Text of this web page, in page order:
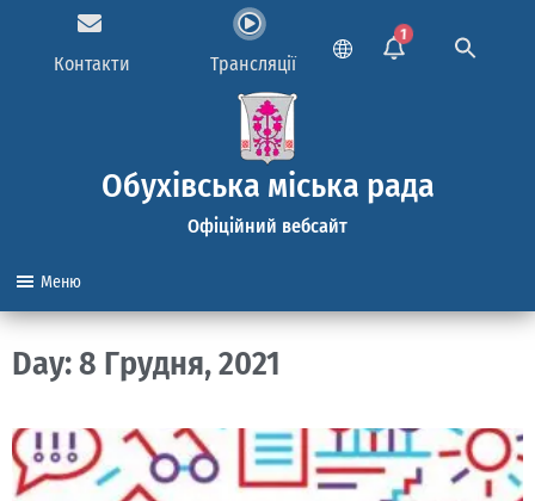
Контакти Трансляції
1
Обухівська міська рада
Офіційний вебсайт
Меню
Day: 8 Грудня, 2021